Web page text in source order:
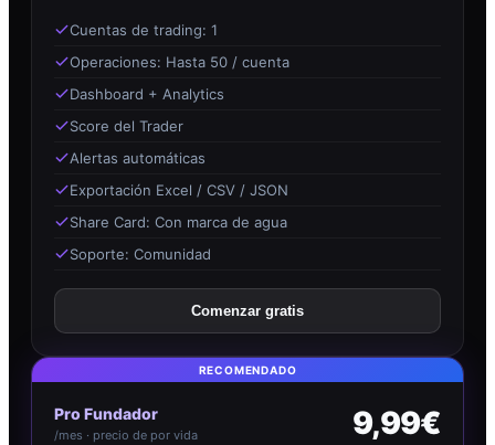
Cuentas de trading: 1
Operaciones: Hasta 50 / cuenta
Dashboard + Analytics
Score del Trader
Alertas automáticas
Exportación Excel / CSV / JSON
Share Card: Con marca de agua
Soporte: Comunidad
Comenzar gratis
RECOMENDADO
Pro Fundador
/mes · precio de por vida
9,99€